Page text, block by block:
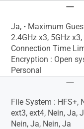
Ja, • Maximum
2.4GHz x3, 5GHz
Connection Time
Encryption : Open
Personal
File System : HFS+,
ext3, ext4, Nein, Ja,
Nein, Ja, Nein, Ja